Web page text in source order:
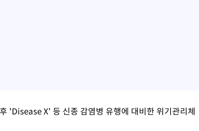
'Disease X' 등 신종 감염병 유행에 대비한 위기관리체